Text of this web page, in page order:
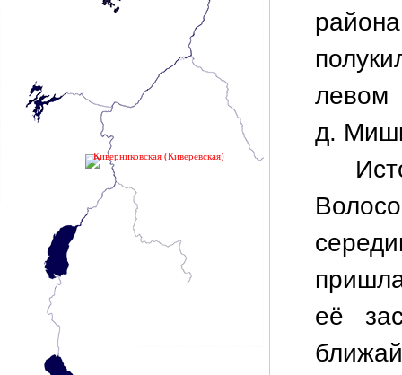
Киверниковская (Киверевская)
д.
её